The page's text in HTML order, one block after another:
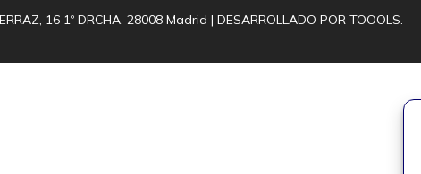
16 1º DRCHA. 28008 Madrid | DESARROLLADO POR TOOOLS.